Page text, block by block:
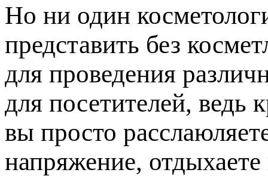
Но ни один
представить без
для проведения
для посетителей, ведь
вы просто
напряжение,